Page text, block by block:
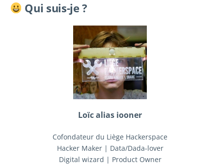
Qui suis-je ?
Loïc alias iooner
Cofondateur du Liège Hackerspace
Hacker Maker | Data/Dada-lover
Digital wizard | Product Owner